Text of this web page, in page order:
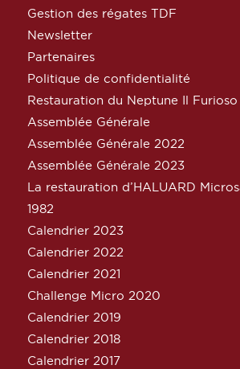
Gestion des régates TDF
Newsletter
Partenaires
Politique de confidentialité
Restauration du Neptune Il Furioso
Assemblée Générale
Assemblée Générale 2022
Assemblée Générale 2023
La restauration d’HALUARD
1982
Calendrier 2023
Calendrier 2022
Calendrier 2021
Challenge Micro 2020
Calendrier 2019
Calendrier 2018
Calendrier 2017